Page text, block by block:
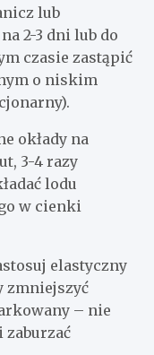
lub
2-3 dni lub do
czasie zastąpić
o niskim
okłady na
3-4 razy
lodu
w cienki
elastyczny
zmniejszyć
– nie
zaburzać